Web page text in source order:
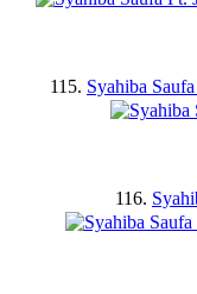
115. Syahiba
116.